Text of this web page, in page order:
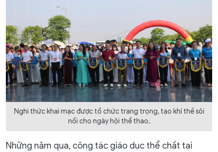
Nghi thức khai mạc được tổ chức trang trọng, tạo khí thế sôi
nổi cho ngày hội thể thao.
Những năm qua, công tác giáo dục thể chất tại